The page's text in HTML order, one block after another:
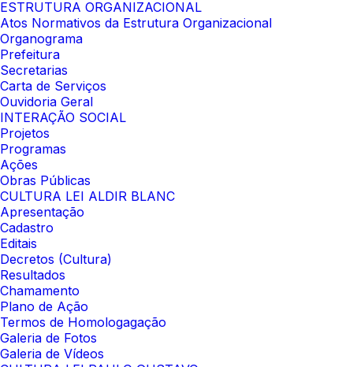
ESTRUTURA ORGANIZACIONAL
Atos Normativos da Estrutura Organizacional
Organograma
Prefeitura
Secretarias
Carta de Serviços
Ouvidoria Geral
INTERAÇÃO SOCIAL
Projetos
Programas
Ações
Obras Públicas
CULTURA LEI ALDIR BLANC
Apresentação
Cadastro
Editais
Decretos (Cultura)
Resultados
Chamamento
Plano de Ação
Termos de Homologagação
Galeria de Fotos
Galeria de Vídeos